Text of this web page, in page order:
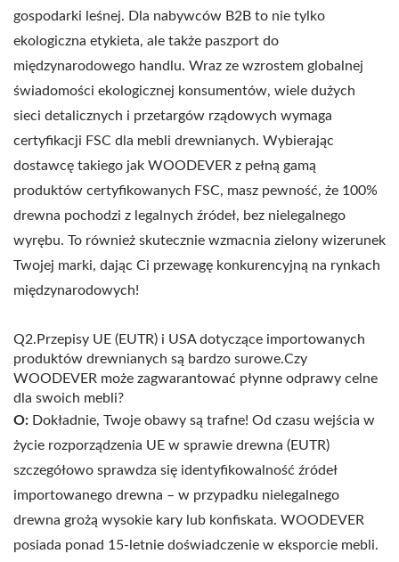
gospodarki leśnej. Dla nabywców B2B to nie tylko
ekologiczna etykieta, ale także paszport do
międzynarodowego handlu. Wraz ze wzrostem globalnej
świadomości ekologicznej konsumentów, wiele dużych
sieci detalicznych i przetargów rządowych wymaga
certyfikacji FSC dla mebli drewnianych. Wybierając
dostawcę takiego jak WOODEVER z pełną gamą
produktów certyfikowanych FSC, masz pewność, że 100%
drewna pochodzi z legalnych źródeł, bez nielegalnego
wyrębu. To również skutecznie wzmacnia zielony wizerunek
Twojej marki, dając Ci przewagę konkurencyjną na rynkach
międzynarodowych!
Q2.Przepisy UE (EUTR) i USA dotyczące importowanych
produktów drewnianych są bardzo surowe.Czy
WOODEVER może zagwarantować płynne odprawy celne
dla swoich mebli?
O: Dokładnie, Twoje obawy są trafne! Od czasu wejścia w
życie rozporządzenia UE w sprawie drewna (EUTR)
szczegółowo sprawdza się identyfikowalność źródeł
importowanego drewna – w przypadku nielegalnego
drewna grożą wysokie kary lub konfiskata. WOODEVER
posiada ponad 15-letnie doświadczenie w eksporcie mebli.